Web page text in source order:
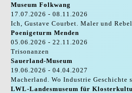
Museum Folkwang
17.07.2026 - 08.11.2026
Ich, Gustave Courbet. Maler und
Poenigeturm Menden
05.06.2026 - 22.11.2026
Trisonanzen
Sauerland-Museum
19.06.2026 - 04.04.2027
Macherland. Wo Industrie Geschichte
LWL-Landesmuseum für